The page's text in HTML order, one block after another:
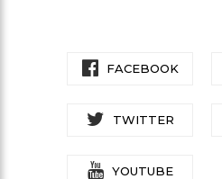
FACEBOOK
TWITTER
YOUTUBE